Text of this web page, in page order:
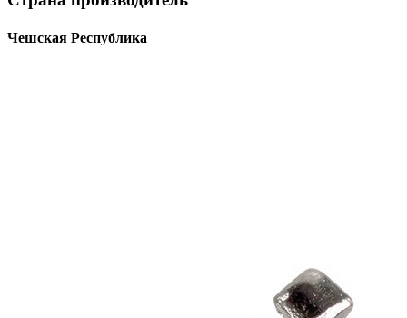
Чешская Республика